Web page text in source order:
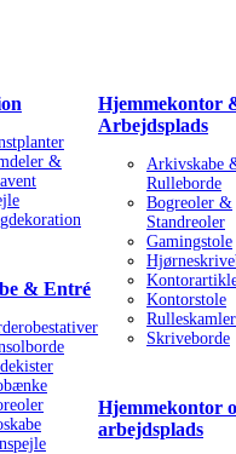
&
& Entré
Hjemmekontor
Arbejdsplads
Arkivskabe
Rulleborde
Bogreoler &
Standreoler
Gamingstole
Kontorstole
Rulleskamler
Skriveborde
Hjemmekontor
arbejdsplads